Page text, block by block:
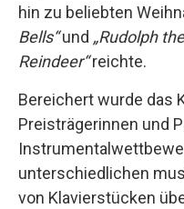
hin zu beliebten
Bells“und „Rudolph
Reindeer“reichte.
Bereichert wurde das
Preisträgerinnen und
unterschiedlichen
von Klavierstücken